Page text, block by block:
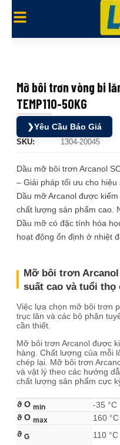
Mỡ bôi trơn vòng bi
TEMP110-50KG
❯Yêu Cầu Báo Giá
SKU: 1304-20045
Dầu mỡ bôi trơn Arcanol
– Giải pháp tối ưu cho
Dầu mỡ Arcanol được
chất lượng sản phẩm cao.
Dầu mỡ có đặc tính hóa
hoạt động ổn định ở nhiệt
Mỡ bôi trơn
suất cao và tuổi thọ
Việc lựa chọn mỡ bôi trơn
trục lăn và các bộ phận
cần thiết.
Mỡ bôi trơn Arcanol được
hàng. Chất lượng của mỗi
chép lại. Mỡ bôi trơn
và vật lý theo các hướng
chất lượng sản phẩm cực
ϑ O min -35 °C
ϑ O max 160 °C
ϑ G 110 °C